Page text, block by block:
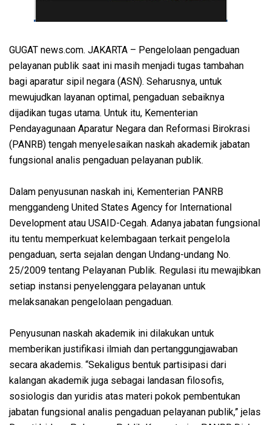
GUGAT news.com. JAKARTA – Pengelolaan pengaduan
pelayanan publik saat ini masih menjadi tugas tambahan
bagi aparatur sipil negara (ASN). Seharusnya, untuk
mewujudkan layanan optimal, pengaduan sebaiknya
dijadikan tugas utama. Untuk itu, Kementerian
Pendayagunaan Aparatur Negara dan Reformasi Birokrasi
(PANRB) tengah menyelesaikan naskah akademik jabatan
fungsional analis pengaduan pelayanan publik.
Dalam penyusunan naskah ini, Kementerian PANRB
menggandeng United States Agency for International
Development atau USAID-Cegah. Adanya jabatan fungsional
itu tentu memperkuat kelembagaan terkait pengelola
pengaduan, serta sejalan dengan Undang-undang No.
25/2009 tentang Pelayanan Publik. Regulasi itu mewajibkan
setiap instansi penyelenggara pelayanan untuk
melaksanakan pengelolaan pengaduan.
Penyusunan naskah akademik ini dilakukan untuk
memberikan justifikasi ilmiah dan pertanggungjawaban
secara akademis. “Sekaligus bentuk partisipasi dari
kalangan akademik juga sebagai landasan filosofis,
sosiologis dan yuridis atas materi pokok pembentukan
jabatan fungsional analis pengaduan pelayanan publik,” jelas